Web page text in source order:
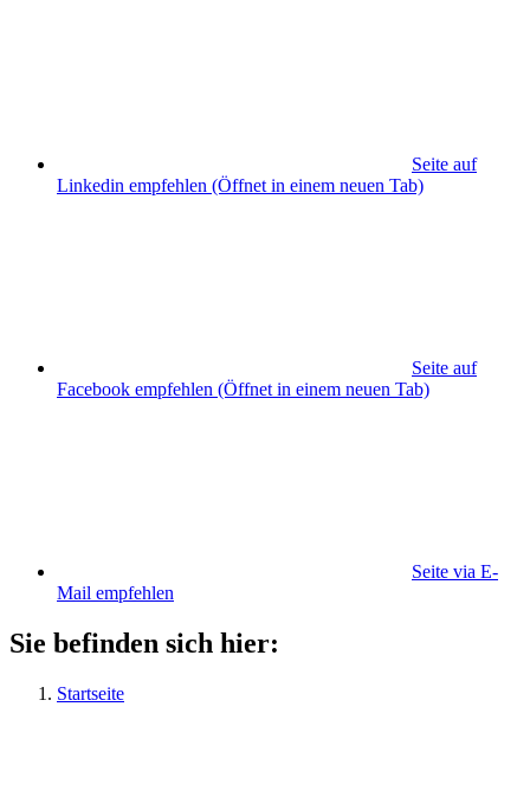
Seite auf
Linkedin empfehlen (Öffnet in einem neuen Tab)
Seite auf
Facebook empfehlen (Öffnet in einem neuen Tab)
Seite via E-
Mail empfehlen
Sie befinden sich hier:
Startseite